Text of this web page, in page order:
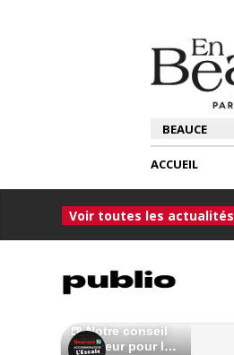
ACCUEIL
Voir toutes les actualités